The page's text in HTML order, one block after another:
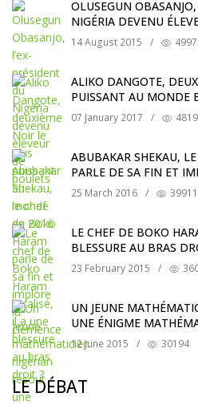
OLUSEGUN
NIGÉRIA DEVENU
14 August 2015 /
ALIKO DANGOTE,
PUISSANT AU MONDE
07 January 2017 /
ABUBAKAR SHEKAU,
PARLE DE SA FIN ET
25 March 2016 / 39911
LE CHEF DE BOKO
BLESSURE AU BRAS
23 February 2015 /
UN JEUNE
UNE ÉNIGME
12 June 2015 / 30194
LE DÉBAT